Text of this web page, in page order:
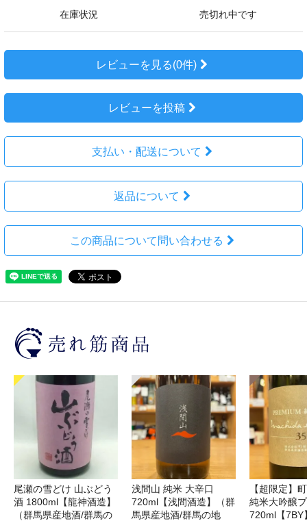
在庫状況 売切れ中です
レビューを見る(0件)
レビューを投稿
支払い・配送について
返品について
この商品について問い合わせる
尾瀬の雪どけ 山ぶどう
酒 1800ml【龍神酒造】
（群馬県産地酒/群馬の
浅間山 純米 大辛口
720ml【浅間酒造】（群
馬県産地酒/群馬の地
【超限定】
純米大吟醸
720ml【7BY